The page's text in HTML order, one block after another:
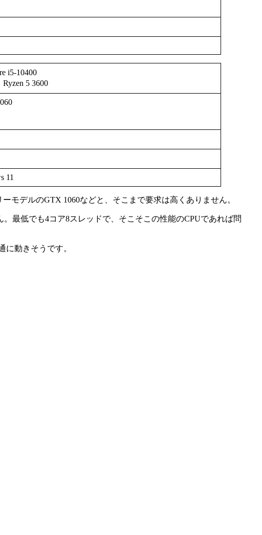
i5-10400
5 3600
11
モデルのGTX 1060などと、そこまで要求は高くありません。
最低でも4コア8スレッドで、そこそこの性能のCPUであれば問
動きそうです。